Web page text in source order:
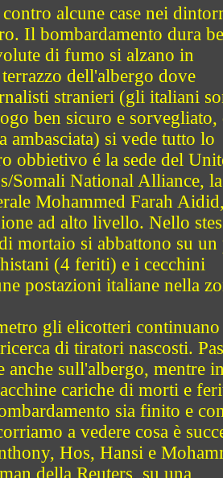
alcune case nei
Il bombardamento dura
di fumo si alzano in
dell'albergo dove
stranieri (gli italiani
ben sicuro e sorvegliato,
ambasciata) si vede tutto lo
obbietivo é la sede del
Somali National Alliance, la
Mohammed Farah
ad alto livello. Nello
mortaio si abbattono su un
(4 feriti) e i cecchini
postazioni italiane nella
gli elicotteri continuano
di tiratori nascosti.
anche sull'albergo, mentre
cariche di morti e
sia finito e
a vedere cosa è
Hos, Hansi e
della Reuters, su una